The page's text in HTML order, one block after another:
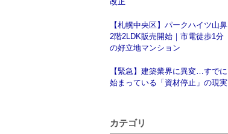
【札幌中央区】パークハイツ山鼻
2階2LDK販売開始｜市電徒歩1分
の好立地マンション
【緊急】建築業界に異変…すでに
始まっている「資材停止」の現実
カテゴリ